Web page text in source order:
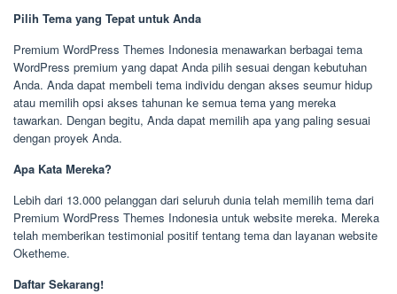
Pilih Tema yang Tepat untuk Anda
Premium WordPress Themes Indonesia menawarkan berbagai tema
WordPress premium yang dapat Anda pilih sesuai dengan kebutuhan
Anda. Anda dapat membeli tema individu dengan akses seumur hidup
atau memilih opsi akses tahunan ke semua tema yang mereka
tawarkan. Dengan begitu, Anda dapat memilih apa yang paling sesuai
dengan proyek Anda.
Apa Kata Mereka?
Lebih dari 13.000 pelanggan dari seluruh dunia telah memilih tema dari
Premium WordPress Themes Indonesia untuk website mereka. Mereka
telah memberikan testimonial positif tentang tema dan layanan website
Oketheme.
Daftar Sekarang!